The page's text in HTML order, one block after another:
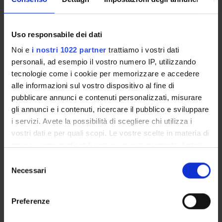
Uso responsabile dei dati
Noi e i nostri 1022 partner trattiamo i vostri dati
personali, ad esempio il vostro numero IP, utilizzando
tecnologie come i cookie per memorizzare e accedere
alle informazioni sul vostro dispositivo al fine di
pubblicare annunci e contenuti personalizzati, misurare
gli annunci e i contenuti, ricercare il pubblico e sviluppare
i servizi. Avete la possibilità di scegliere chi utilizza i
vostri dati e per quali scopi. Le vostre scelte in materia di
modificare o revocare il proprio consenso in qualsiasi
momento dalla Dichiarazione sui cookie o facendo clic
delNecessari
Preferenze
delle figure e del tutto pseudo mitico. I risultati di questa
francese, altro aspetto questo che documenta
volto a ricostruire anche per la corona di Francia un'aura
etica e morale "antiqua" pari per valore a quella rivestita
dalla Roma tardo-repubblicana e primo-imperiale.
PROJECT PARTICIPANTS
Gennaro Tallini
RESEARCH AREAS INVOLVED IN THE PROJECT